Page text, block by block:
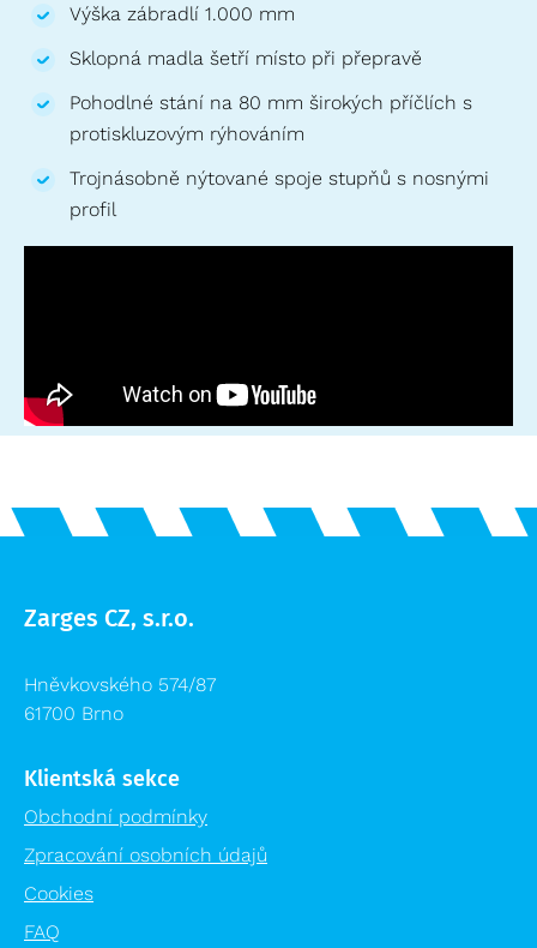
Výška zábradlí 1.000 mm
Sklopná madla šetří místo při přepravě
Pohodlné stání na 80 mm širokých příčlích s
protiskluzovým rýhováním
Trojnásobně nýtované spoje stupňů s nosnými
profil
Zarges CZ, s.r.o.
Hněvkovského 574/87
61700 Brno
Klientská sekce
Obchodní podmínky
Zpracování osobních údajů
Cookies
FAQ